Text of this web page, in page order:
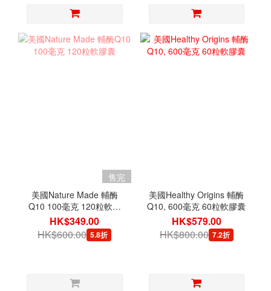
售完
美國Nature Made 輔酶
Q10 100毫克 120粒軟膠
囊
HK$349.00
HK$600.00 5.8折
美國Healthy Origins 輔酶
Q10, 600毫克 60粒軟膠囊
HK$579.00
HK$800.00 7.2折